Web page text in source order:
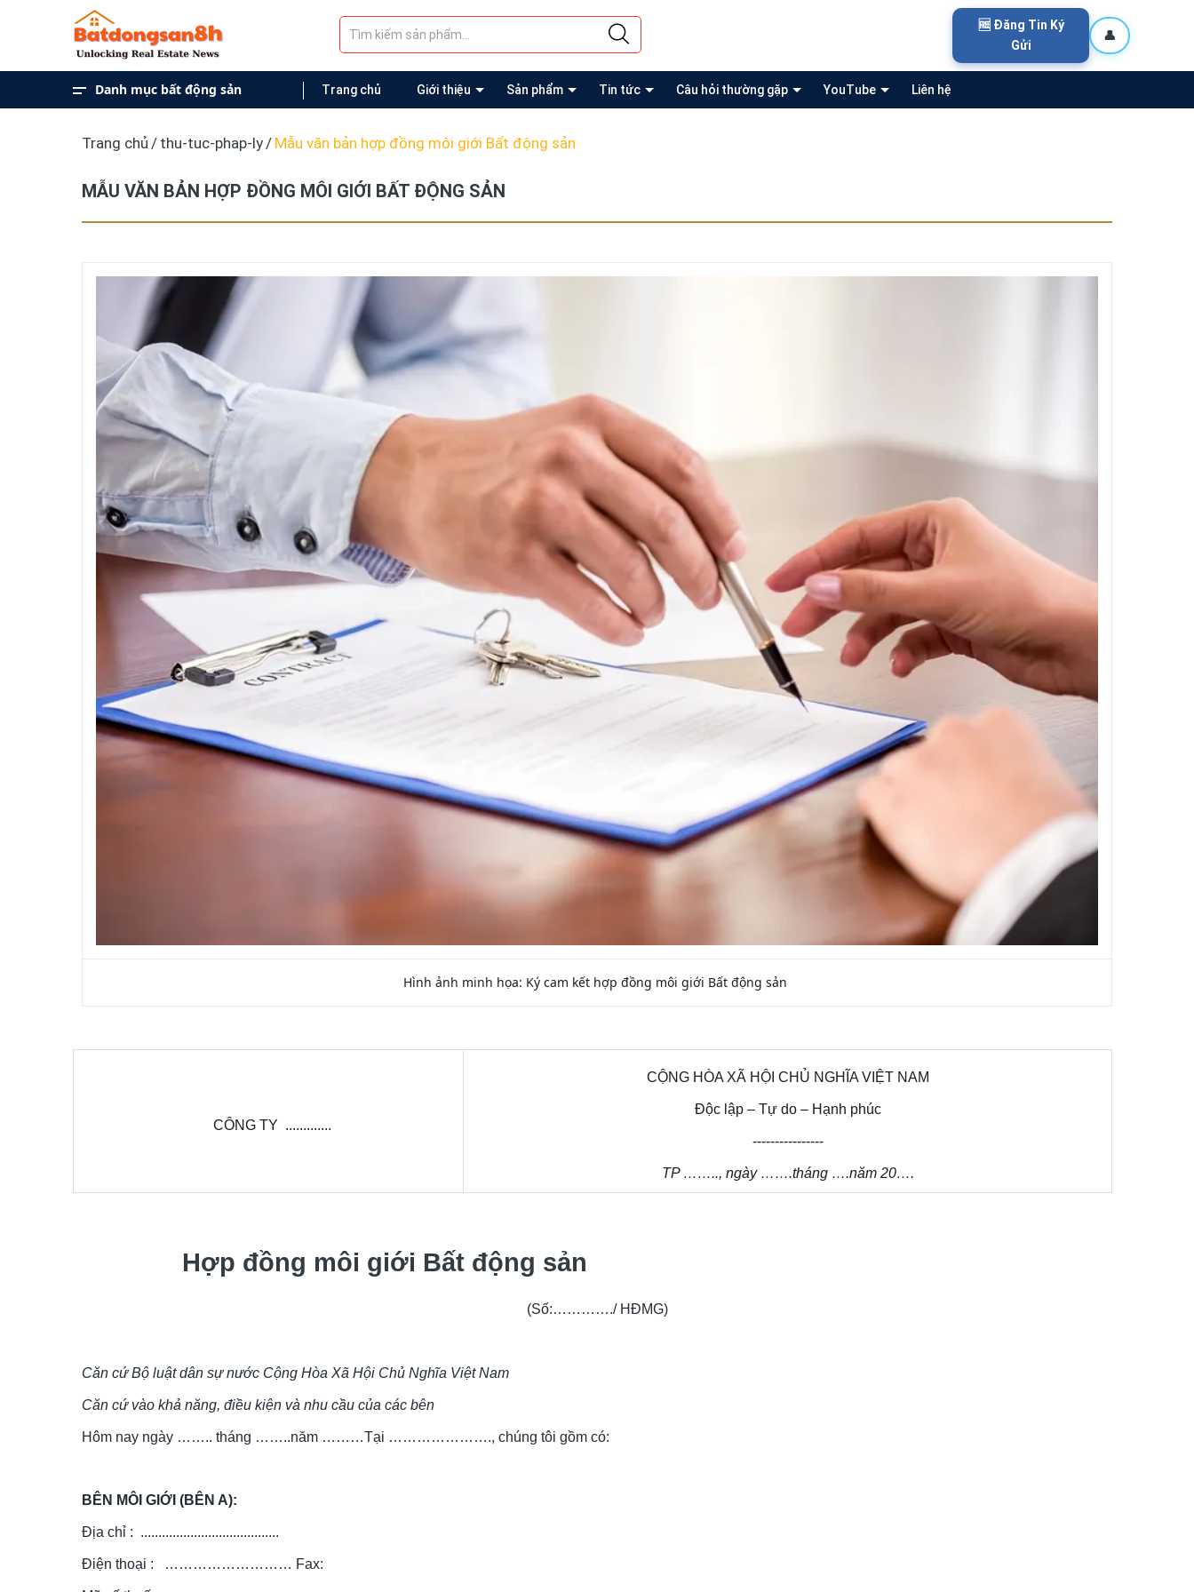
🆓 Đăng Tin Ký
Gửi
👤
Danh mục bất động sản Trang chủ Giới thiệu Sản phẩm Tin tức Câu hỏi thường gặp YouTube Liên hệ
Trang chủ / thu-tuc-phap-ly/ Mẫu văn bản hợp đồng môi giới Bất động sản
MẪU VĂN BẢN HỢP ĐỒNG MÔI GIỚI BẤT ĐỘNG SẢN
Hình ảnh minh họa: Ký cam kết hợp đồng môi giới Bất động sản
CÔNG TY  .............
CỘNG HÒA XÃ HỘI CHỦ NGHĨA VIỆT NAM
Độc lập – Tự do – Hạnh phúc
----------------
TP …….., ngày …….tháng ….năm 20….
Hợp đồng môi giới Bất động sản
(Số:…………./ HĐMG)
Căn cứ Bộ luật dân sự nước Cộng Hòa Xã Hội Chủ Nghĩa Việt Nam
Căn cứ vào khả năng, điều kiện và nhu cầu của các bên
Hôm nay ngày …….. tháng ……..năm ………Tại …………………., chúng tôi gồm có:
BÊN MÔI GIỚI (BÊN A):
Địa chỉ :  .......................................
Điện thoại :   ……………………… Fax: